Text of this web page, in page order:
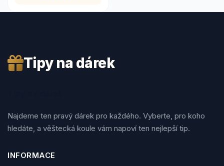
Tipy na dárek
Najdeme ten pravý dárek pro každého. Vyberte, pro koho
hledáte, a věštecká koule vám napoví ten nejlepší tip.
INFORMACE